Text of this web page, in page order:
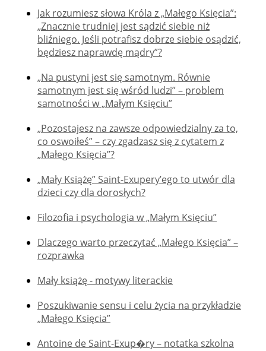
Jak rozumiesz słowa Króla z „Małego Księcia”:
„Znacznie trudniej jest sądzić siebie niż
bliźniego. Jeśli potrafisz dobrze siebie osądzić,
będziesz naprawdę mądry”?
„Na pustyni jest się samotnym. Równie
samotnym jest się wśród ludzi” – problem
samotności w „Małym Księciu”
„Pozostajesz na zawsze odpowiedzialny za to,
co oswoiłeś” – czy zgadzasz się z cytatem z
„Małego Księcia”?
„Mały Książę” Saint-Exupery’ego to utwór dla
dzieci czy dla dorosłych?
Filozofia i psychologia w „Małym Księciu”
Dlaczego warto przeczytać „Małego Księcia” –
rozprawka
Mały książę - motywy literackie
Poszukiwanie sensu i celu życia na przykładzie
„Małego Księcia”
Antoine de Saint-Exup�ry – notatka szkolna